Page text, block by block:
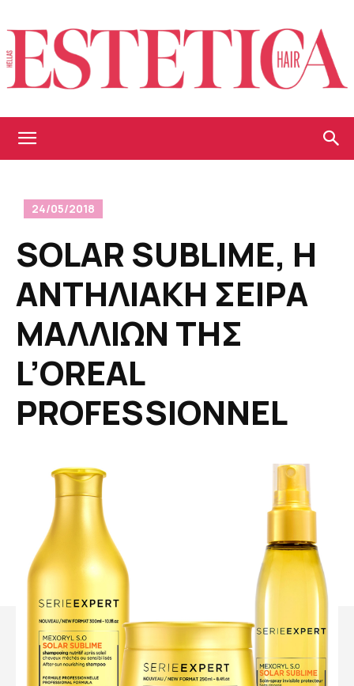
24/05/2018
SOLAR SUBLIME, Η
ΑΝΤΗΛΙΑΚΗ ΣΕΙΡΑ
ΜΑΛΛΙΩΝ ΤΗΣ
L’OREAL
PROFESSIONNEL